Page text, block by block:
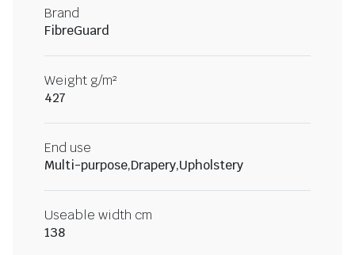
Brand
FibreGuard
Weight g/m²
427
End use
Multi-purpose,Drapery,Upholstery
Useable width cm
138